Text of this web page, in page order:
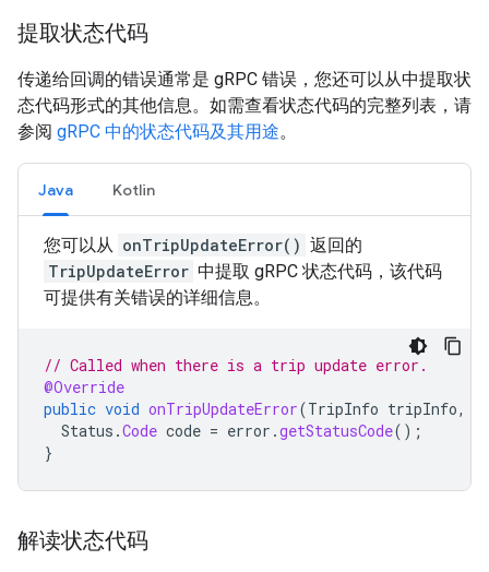
提取状态代码
传递给回调的错误通常是 gRPC 错误，您还可以从中提取状
态代码形式的其他信息。如需查看状态代码的完整列表，请
参阅 gRPC 中的状态代码及其用途。
Java Kotlin
您可以从 onTripUpdateError() 返回的
TripUpdateError 中提取 gRPC 状态代码，该代码
可提供有关错误的详细信息。
// Called when there is a trip update error.
@Override
public void onTripUpdateError(TripInfo tripInfo,
Status .Code code = error .getStatusCode();
}
解读状态代码